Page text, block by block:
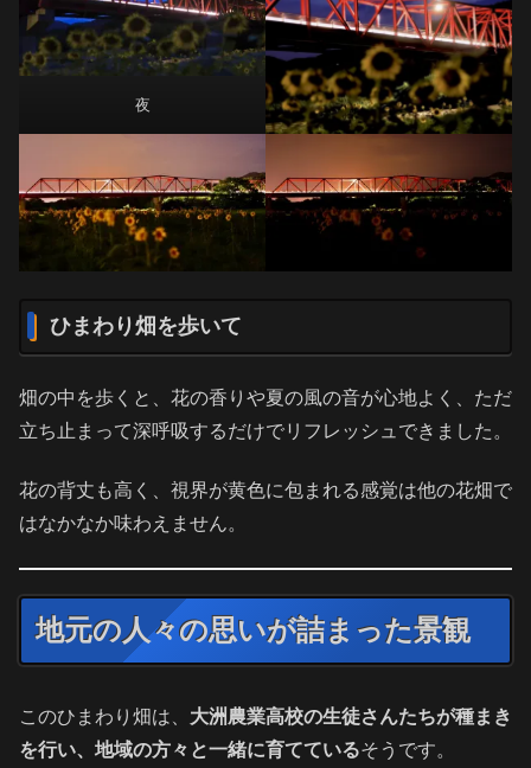
夜
ひまわり畑を歩いて
畑の中を歩くと、花の香りや夏の風の音が心地よく、ただ
立ち止まって深呼吸するだけでリフレッシュできました。
花の背丈も高く、視界が黄色に包まれる感覚は他の花畑で
はなかなか味わえません。
地元の人々の思いが詰まった景観
このひまわり畑は、 大洲農業高校の生徒さんたちが種まき
を行い、地域の方々と一緒に育てているそうです。